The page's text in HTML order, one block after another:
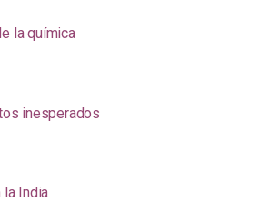
la química
inesperados
la India